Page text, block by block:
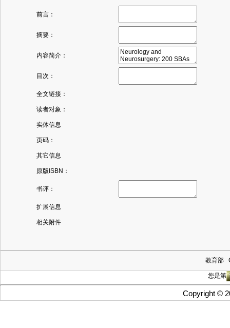
前言：
摘要：
内容简介：
目次：
全文链接：
读者对象：
实体信息
页码：
其它信息
原版ISBN：
书评：
扩展信息
相关附件
教育部
您是第
Copyright ©